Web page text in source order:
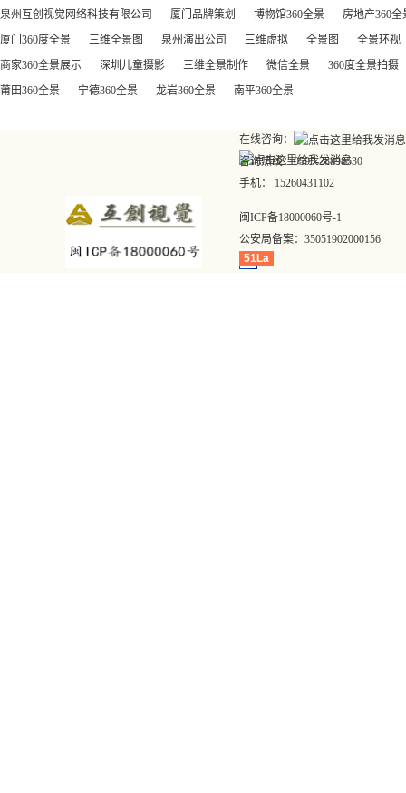
泉州互创视觉网络科技有限公司
厦门品牌策划 博物馆360全景
房地产360全
厦门360度全景
三维全景图 泉州演出公司 三维虚拟 全景图
全景环视
商家360全景展示
深圳儿童摄影 三维全景制作 微信全景
360度全景拍摄
莆田360全景
宁德360全景 龙岩360全景 南平360全景
在线咨询：
咨询热线：0595-28898530
手机： 15260431102
闽ICP备18000060号-1
公安局备案： 35051902000156
51La